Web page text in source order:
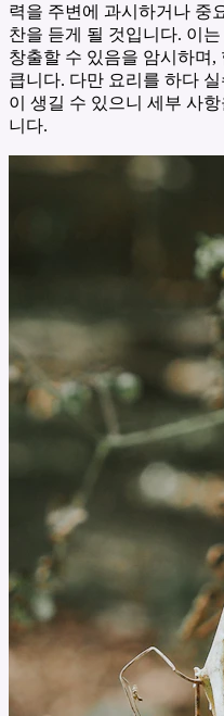
력을 주변에 과시하거나 중
찬을 듣게 될 것입니다. 이
창출할 수 있음을 암시하며,
큽니다. 다만 요리를 하다
이 생길 수 있으니 세부 사
니다.